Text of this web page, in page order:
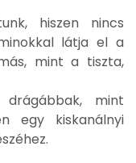
hiszen nincs
látja el a
mint a tiszta,
mint
egy kiskanálnyi